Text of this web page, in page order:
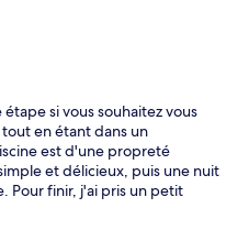
si vous souhaitez vous
en étant dans un
est d'une propreté
et délicieux, puis une nuit
Pour finir, j'ai pris un petit
crêpes, mais il fallait repartir.